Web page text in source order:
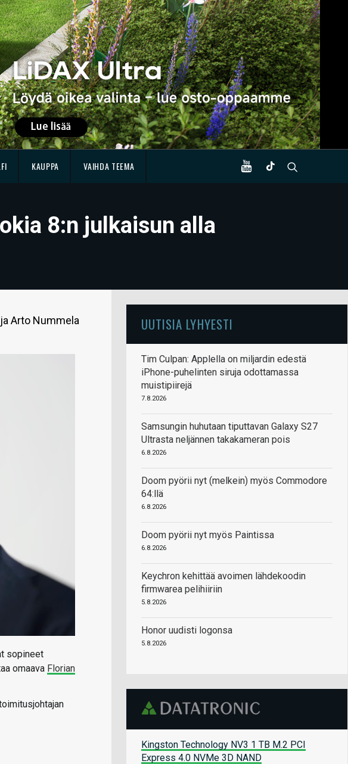
KAUPPA VAIHDA TEEMA
8:n julkaisun alla
Arto Nummela
sopineet
omaava Florian
UUTISIA LYHYESTI
Tim Culpan: Applella on miljardin edestä
iPhone-puhelinten siruja odottamassa
muistipiirejä
7.8.2026
Samsungin huhutaan tiputtavan Galaxy S27
Ultrasta neljännen takakameran pois
6.8.2026
Doom pyörii nyt (melkein) myös Commodore
64:llä
6.8.2026
Doom pyörii nyt myös Paintissa
6.8.2026
Keychron kehittää avoimen lähdekoodin
firmwarea pelihiiriin
5.8.2026
Honor uudisti logonsa
5.8.2026
Kingston Technology NV3 1 TB M.2 PCI
Express 4.0 NVMe 3D NAND